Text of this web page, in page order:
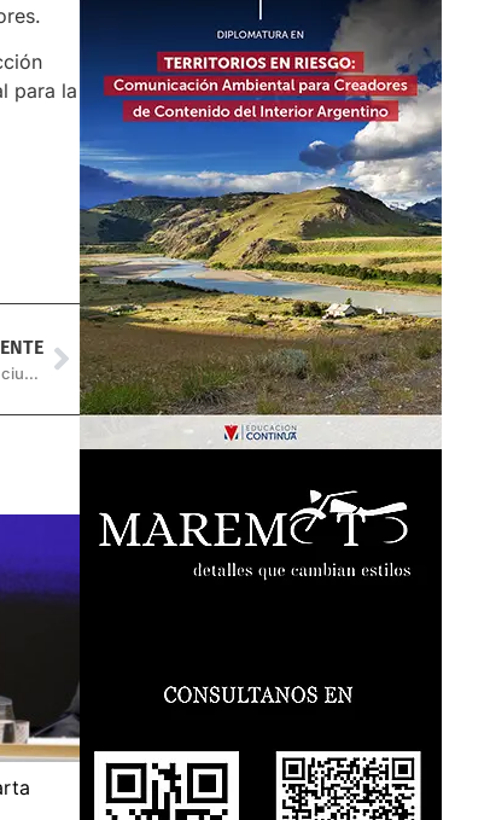
para la
Pese a las advertencias, hubo varios incendios de pastizales en la ciudad